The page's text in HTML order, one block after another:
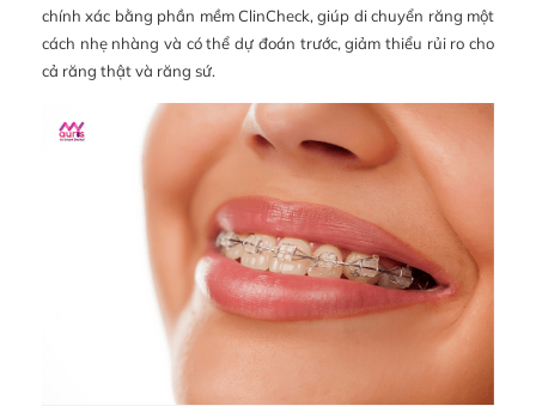
chính xác bằng phần mềm ClinCheck, giúp di chuyển răng một
cách nhẹ nhàng và có thể dự đoán trước, giảm thiểu rủi ro cho
cả răng thật và răng sứ.